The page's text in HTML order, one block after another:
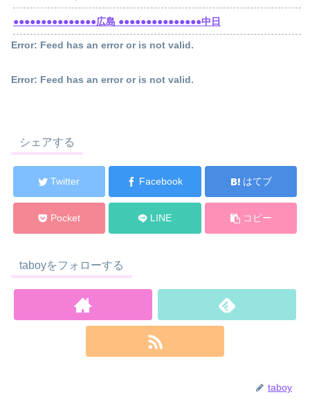
●●●●●●●●●●●●●●●広島 ●●●●●●●●●●●●●●●中日
Error: Feed has an error or is not valid.
Error: Feed has an error or is not valid.
シェアする
Twitter Facebook はてブ
Pocket LINE コピー
taboyをフォローする
taboy